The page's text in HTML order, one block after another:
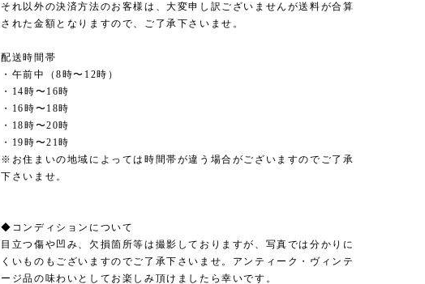
それ以外の決済方法のお客様は、大変申し訳ございませんが送料が合算
された金額となりますので、ご了承下さいませ。
配送時間帯
・午前中（8時〜12時）
・14時〜16時
・16時〜18時
・18時〜20時
・19時〜21時
※お住まいの地域によっては時間帯が違う場合がございますのでご了承
下さいませ。
◆コンディションについて
目立つ傷や凹み、欠損箇所等は撮影しておりますが、写真では分かりに
くいものもございますのでご了承下さいませ。アンティーク・ヴィンテ
ージ品の味わいとしてお楽しみ頂けましたら幸いです。